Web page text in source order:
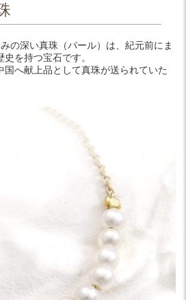
の深い真珠（パール）は、紀元前にま
を持つ宝石です。
へ献上品として真珠が送られていた